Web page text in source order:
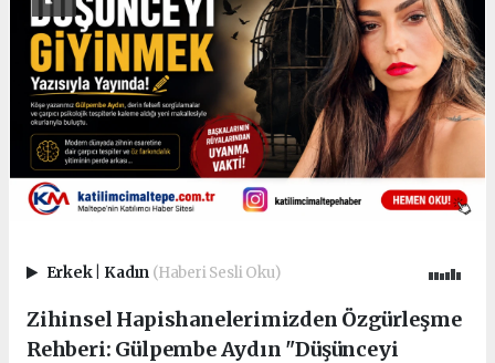
Erkek Kadın (Haberi Sesli Oku)
Zihinsel Hapishanelerimizden Özgürleşme
Rehberi: Gülpembe Aydın "Düşünceyi